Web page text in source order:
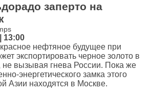
заперто на
13:00
нефтяное будущее при
экспортировать черное золото в
вызывая гнева России. Пока же
энергетического замка этого
Азии находятся в Москве.